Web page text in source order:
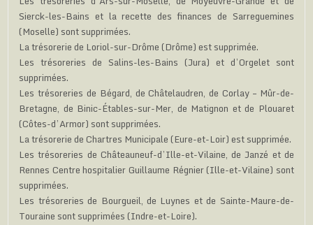
Sierck-les-Bains et la recette des finances de Sarreguemines
(Moselle) sont supprimées.
La trésorerie de Loriol-sur-Drôme (Drôme) est supprimée.
Les trésoreries de Salins-les-Bains (Jura) et d’Orgelet sont
supprimées.
Les trésoreries de Bégard, de Châtelaudren, de Corlay – Mûr-de-
Bretagne, de Binic-Étables-sur-Mer, de Matignon et de Plouaret
(Côtes-d’Armor) sont supprimées.
La trésorerie de Chartres Municipale (Eure-et-Loir) est supprimée.
Les trésoreries de Châteauneuf-d’Ille-et-Vilaine, de Janzé et de
Rennes Centre hospitalier Guillaume Régnier (Ille-et-Vilaine) sont
supprimées.
Les trésoreries de Bourgueil, de Luynes et de Sainte-Maure-de-
Touraine sont supprimées (Indre-et-Loire).